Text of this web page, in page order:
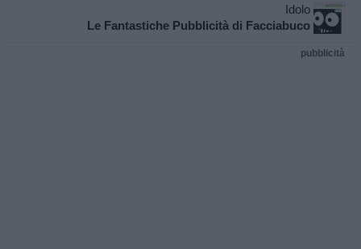
Idolo
Le Fantastiche Pubblicità di Facciabuco
pubblicità